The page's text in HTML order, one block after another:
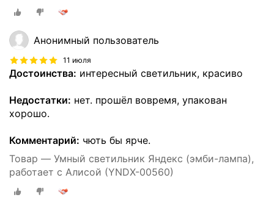
Анонимный пользователь
11 июля
Достоинства: интересный светильник, красиво
Недостатки: нет. прошёл вовремя, упакован
хорошо.
Комментарий: чють бы ярче.
Товар — Умный светильник Яндекс (эмби-лампа),
работает с Алисой (YNDX-00560)